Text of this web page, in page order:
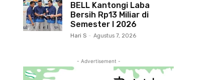
BELL Kantongi Laba
Bersih Rp13 Miliar di
Semester I 2026
Hari S - Agustus 7, 2026
- Advertisement -